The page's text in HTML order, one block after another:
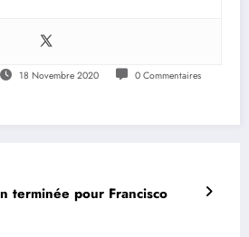
18 Novembre 2020 0 Commentaires
terminée pour Francisco